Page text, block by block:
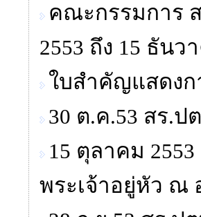
คณะกรรมการ
2553 ถึง 15 ธันว
ใบสำคัญแสดงก
30 ต.ค.53 สร.
15 ตุลาคม
พระเจ้าอยู่หัว ณ